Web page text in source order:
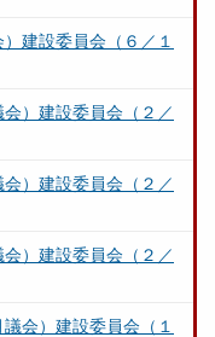
建設委員会（６／１
）建設委員会（２／
）建設委員会（２／
）建設委員会（２／
会）建設委員会（１